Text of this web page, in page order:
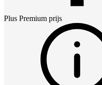
Plus Premium prijs